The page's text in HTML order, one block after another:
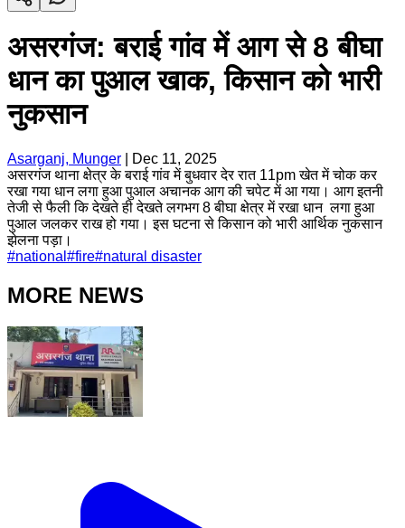
असरगंज: बराई गांव में आग से 8 बीघा
धान का पुआल खाक, किसान को भारी
नुकसान
Asarganj, Munger
Dec 11, 2025
असरगंज थाना क्षेत्र के बराई गांव में बुधवार देर रात 11pm खेत में चोक कर
रखा गया धान लगा हुआ पुआल अचानक आग की चपेट में आ गया। आग इतनी
तेजी से फैली कि देखते ही देखते लगभग 8 बीघा क्षेत्र में रखा धान लगा हुआ
पुआल जलकर राख हो गया। इस घटना से किसान को भारी आर्थिक नुकसान
झेलना पड़ा।
#national #fire#natural disaster
MORE NEWS